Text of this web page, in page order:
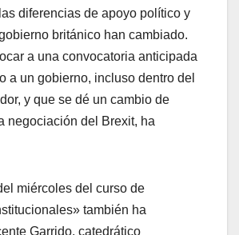
diferencias de apoyo político y
británico han cambiado.
a una convocatoria anticipada
a un gobierno, incluso dentro del
y que se dé un cambio de
negociación del Brexit, ha
miércoles del curso de
también ha
Garrido, catedrático